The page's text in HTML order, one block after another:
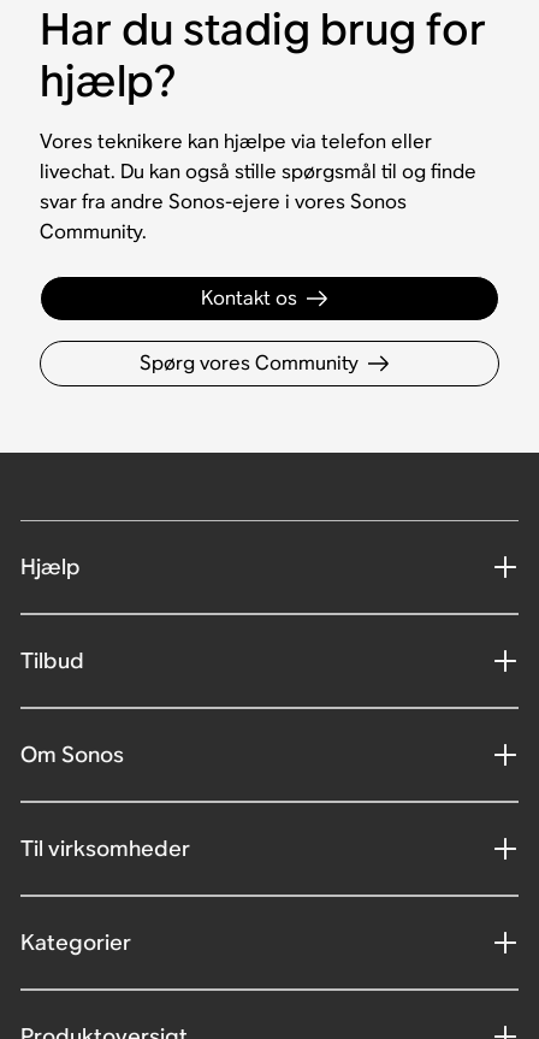
Har du stadig brug for
hjælp?
Vores teknikere kan hjælpe via telefon eller
livechat. Du kan også stille spørgsmål til og finde
svar fra andre Sonos-ejere i vores Sonos
Community.
Kontakt os
Spørg vores Community
Hjælp
Tilbud
Om Sonos
Til virksomheder
Kategorier